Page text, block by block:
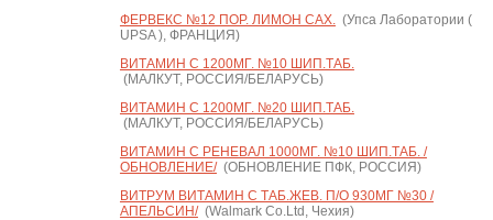
ФЕРВЕКС №12 ПОР. ЛИМОН САХ.(Упса Лаборатории (
UPSA ), ФРАНЦИЯ)
ВИТАМИН С 1200МГ. №10 ШИП.ТАБ.
(МАЛКУТ, РОССИЯ/БЕЛАРУСЬ)
ВИТАМИН С 1200МГ. №20 ШИП.ТАБ.
(МАЛКУТ, РОССИЯ/БЕЛАРУСЬ)
ВИТАМИН С РЕНЕВАЛ 1000МГ. №10 ШИП.ТАБ. /
ОБНОВЛЕНИЕ/(ОБНОВЛЕНИЕ ПФК, РОССИЯ)
ВИТРУМ ВИТАМИН C ТАБ.ЖЕВ. П/О 930МГ №30 /
АПЕЛЬСИН/(Walmark Co.Ltd, Чехия)